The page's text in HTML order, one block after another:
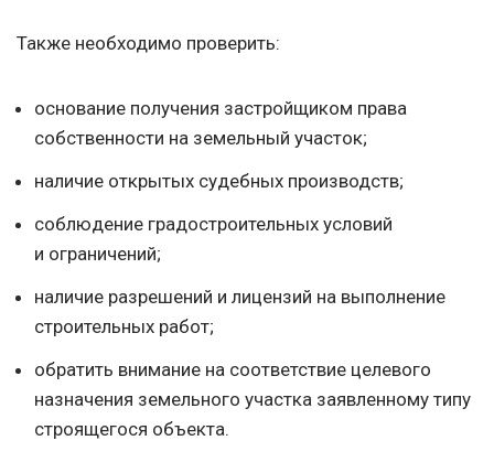
Также необходимо проверить:
основание получения застройщиком права
собственности на земельный участок;
наличие открытых судебных производств;
соблюдение градостроительных условий
и ограничений;
наличие разрешений и лицензий на выполнение
строительных работ;
обратить внимание на соответствие целевого
назначения земельного участка заявленному типу
строящегося объекта.